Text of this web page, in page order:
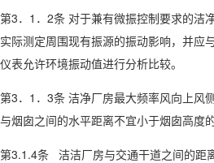
第3．1．2条 对于兼有微振控制要求的洁
实际测定周围现有振源的振动影响，并应
仪表允许环境振动值进行分析比较。
第3．1．3条 洁净厂房最大频率风向上风
与烟囱之间的水平距离不宜小于烟囱高度
第3.1.4条 洁洁厂房与交通干道之间的距